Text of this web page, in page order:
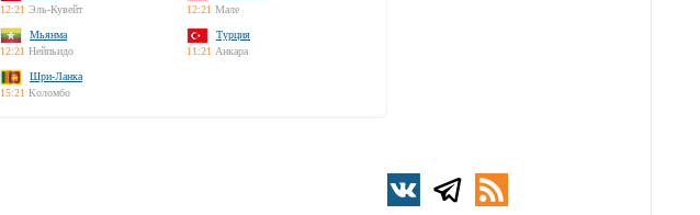
12:21 Эль-Кувейт
12:21 Мале
Мьянма
12:21 Нейпьидо
Турция
11:21 Анкара
Шри-Ланка
15:21 Коломбо